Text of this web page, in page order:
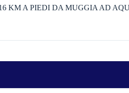
KM A PIEDI DA MUGGIA AD